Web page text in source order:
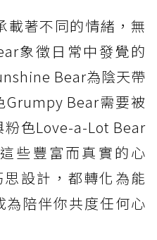
載著不同的情緒，無
象徵日常中發覺的
Bear為陰天帶
Bear需要被
色Love-a-Lot Bear
些豐富而真實的心
設計，都轉化為能
為陪伴你共度任何心